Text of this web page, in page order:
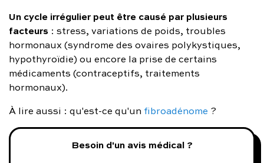
Un cycle irrégulier peut être causé par plusieurs
facteurs : stress, variations de poids, troubles
hormonaux (syndrome des ovaires polykystiques,
hypothyroïdie) ou encore la prise de certains
médicaments (contraceptifs, traitements
hormonaux).
À lire aussi : qu'est-ce qu'un fibroadénome ?
Besoin d'un avis médical ?